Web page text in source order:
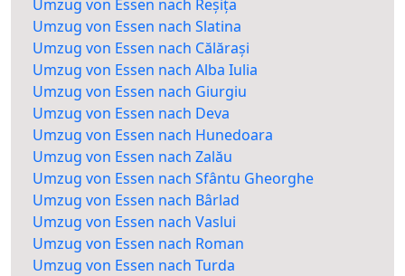
Umzug von Essen nach Reșița
Umzug von Essen nach Slatina
Umzug von Essen nach Călărași
Umzug von Essen nach Alba Iulia
Umzug von Essen nach Giurgiu
Umzug von Essen nach Deva
Umzug von Essen nach Hunedoara
Umzug von Essen nach Zalău
Umzug von Essen nach Sfântu Gheorghe
Umzug von Essen nach Bârlad
Umzug von Essen nach Vaslui
Umzug von Essen nach Roman
Umzug von Essen nach Turda